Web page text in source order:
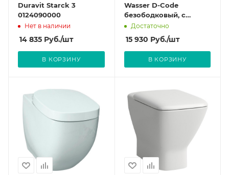
Duravit Starck 3
0124090000
Нет в наличии
14 835 Руб./шт
В КОРЗИНУ
Wasser D-Code
безободковый, с
сидением 211509
Достаточно
15 930 Руб./шт
В КОРЗИНУ